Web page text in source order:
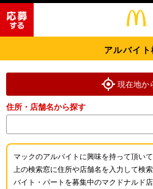
アルバイト
現在地か
住所・店舗名から探す
マックのアルバイトに興味を持って頂い
上の検索窓に住所や店舗名を入力して検索
バイト・パートを募集中のマクドナルド